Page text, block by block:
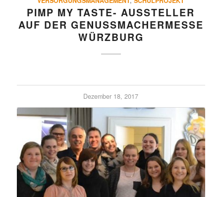
PIMP MY TASTE- AUSSTELLER
AUF DER GENUSS­MA­CHER­MESSE
WÜRZBURG
Dezember 18, 2017